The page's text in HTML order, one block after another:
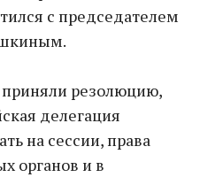
с председателем
резолюцию,
делегация
на сессии, права
органов и в